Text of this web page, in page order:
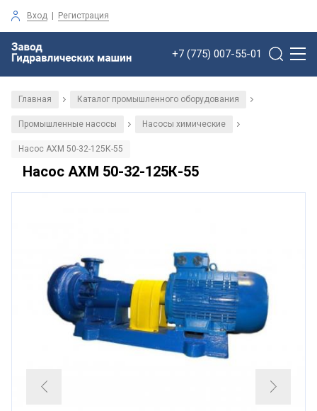
Вход | Регистрация
+7 (775) 007-55-01
Главная / Каталог промышленного оборудования /
Промышленные насосы / Насосы химические /
Насос АХМ 50-32-125К-55
Насос АХМ 50-32-125К-55